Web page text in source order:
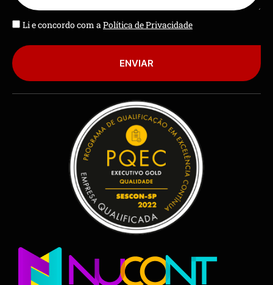
Li e concordo com aPolítica de Privacidade
ENVIAR